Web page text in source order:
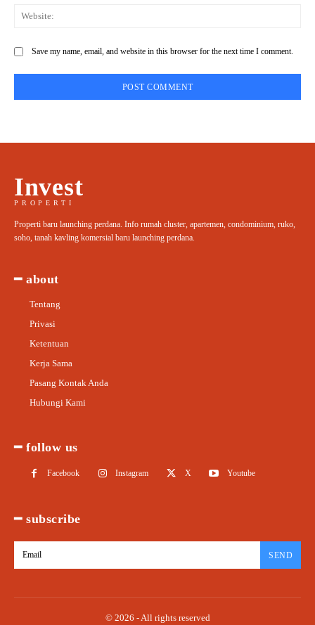
Save my name, email, and website in this browser for the next time I comment.
Invest
PROPERTI
Properti baru launching perdana. Info rumah cluster, apartemen, condominium, ruko,
soho, tanah kavling komersial baru launching perdana.
━ about
Tentang
Privasi
Ketentuan
Kerja Sama
Pasang Kontak Anda
Hubungi Kami
━ follow us
Facebook Instagram X Youtube
━ subscribe
SEND
© 2026 - All rights reserved